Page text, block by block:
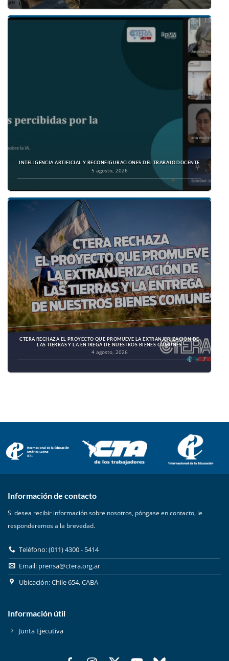
INTELIGENCIA ARTIFICIAL Y RECONFIGURACIONES DEL TRABAJO DOCENTE
5 agosto, 2026
CTERA RECHAZA EL PROYECTO QUE PROMUEVE LA EXTRANJERIZACIÓN DE
LAS TIERRAS Y LA ENTREGA DE NUESTROS BIENES COMUNES
4 agosto, 2026
Información de contacto
Si desea recibir información sobre nosotros, póngase en contacto, le
responderemos a la brevedad.
Teléfono: (011) 4300 - 5414
Email: prensa@ctera.org.ar
Ubicación: Chile 654, CABA
Información útil
Junta Ejecutiva